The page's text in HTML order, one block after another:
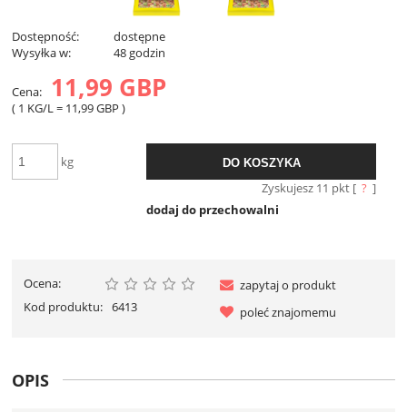
Dostępność:
dostępne
Wysyłka w:
48 godzin
Cena: 11,99 GBP
( 1 KG/L= 11,99 GBP )
kg DO KOSZYKA
Zyskujesz 11 pkt [ ? ]
dodaj do przechowalni
Ocena:
Kod produktu: 6413
zapytaj o produkt
poleć znajomemu
OPIS